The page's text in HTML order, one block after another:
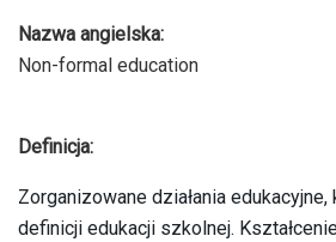
Nazwa angielska:
Non-formal education
Definicja:
Zorganizowane działania
definicji edukacji szkolnej.